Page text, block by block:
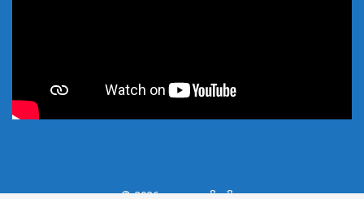
© 2026 - . ສະຫງວນລິຂະສິດ.